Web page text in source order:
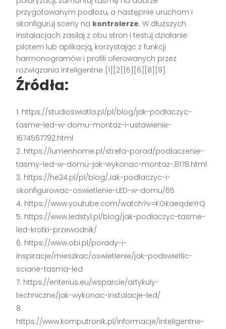
przygotowanym podłożu, a następnie uruchom i
skonfiguruj sceny na kontrolerze. W dłuższych
instalacjach zasilaj z obu stron i testuj działanie
pilotem lub aplikacją, korzystając z funkcji
harmonogramów i profili oferowanych przez
rozwiązania inteligentne [1][2][5][6][8][9].
Źródła:
https://studioswiatla.pl/pl/blog/jak-podlaczyc-
tasme-led-w-domu-montaz-i-ustawienie-
1674567792.html
https://lumenhome.pl/strefa-porad/podlaczenie-
tasmy-led-w-domu-jak-wykonac-montaz-,8178.html
https://he24.pl/pl/blog/Jak-podlaczyc-i-
skonfigurowac-oswietlenie-LED-w-domu/65
https://www.youtube.com/watch?v=KGkaeqdeYrQ
https://www.ledstyl.pl/blog/jak-podlaczyc-tasme-
led-krotki-przewodnik/
https://www.obi.pl/porady-i-
inspiracje/mieszkac/oswietlenie/jak-podswietlic-
sciane-tasma-led
https://enterius.eu/wsparcie/artykuly-
techniczne/jak-wykonac-instalacje-led/
https://www.komputronik.pl/informacje/inteligentne-